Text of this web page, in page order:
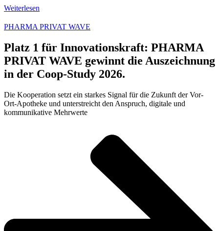
Weiterlesen
PHARMA PRIVAT WAVE
Platz 1 für Innovationskraft: PHARMA
PRIVAT WAVE gewinnt die Auszeichnung
in der Coop-Study 2026.
Die Kooperation setzt ein starkes Signal für die Zukunft der Vor-
Ort-Apotheke und unterstreicht den Anspruch, digitale und
kommunikative Mehrwerte